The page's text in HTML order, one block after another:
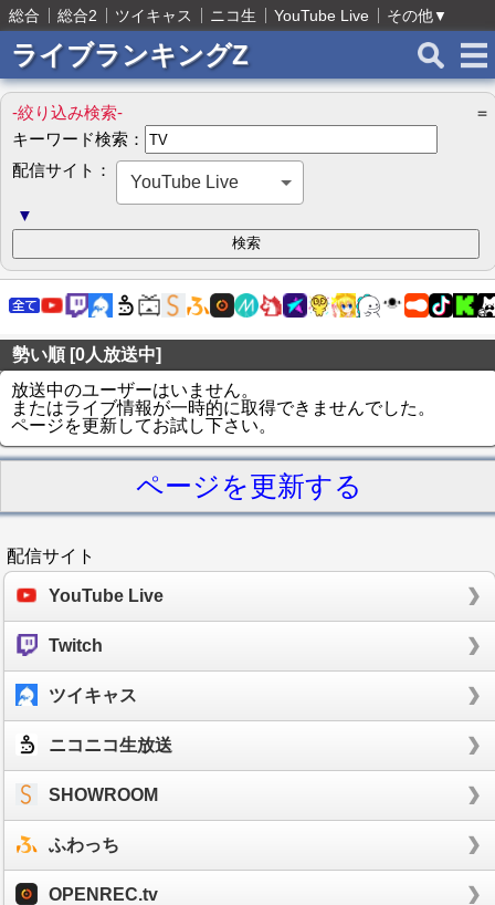
総合 総合2 ツイキャス ニコ生 YouTube Live その他▼
ライブランキングZ
-絞り込み検索-
＝
キーワード検索：
配信サイト：
YouTube Live
▼
勢い順 [0人放送中]
放送中のユーザーはいません。
またはライブ情報が一時的に取得できませんでした。
ページを更新してお試し下さい。
ページを更新する
配信サイト
YouTube Live
Twitch
ツイキャス
ニコニコ生放送
SHOWROOM
ふわっち
OPENREC.tv